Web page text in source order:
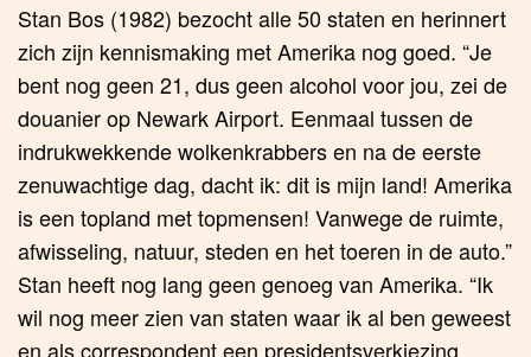
Stan Bos (1982) bezocht alle 50 staten en herinnert
zich zijn kennismaking met Amerika nog goed. “Je
bent nog geen 21, dus geen alcohol voor jou, zei de
douanier op Newark Airport. Eenmaal tussen de
indrukwekkende wolkenkrabbers en na de eerste
zenuwachtige dag, dacht ik: dit is mijn land! Amerika
is een topland met topmensen! Vanwege de ruimte,
afwisseling, natuur, steden en het toeren in de auto.”
Stan heeft nog lang geen genoeg van Amerika. “Ik
wil nog meer zien van staten waar ik al ben geweest
en als correspondent een presidentsverkiezing